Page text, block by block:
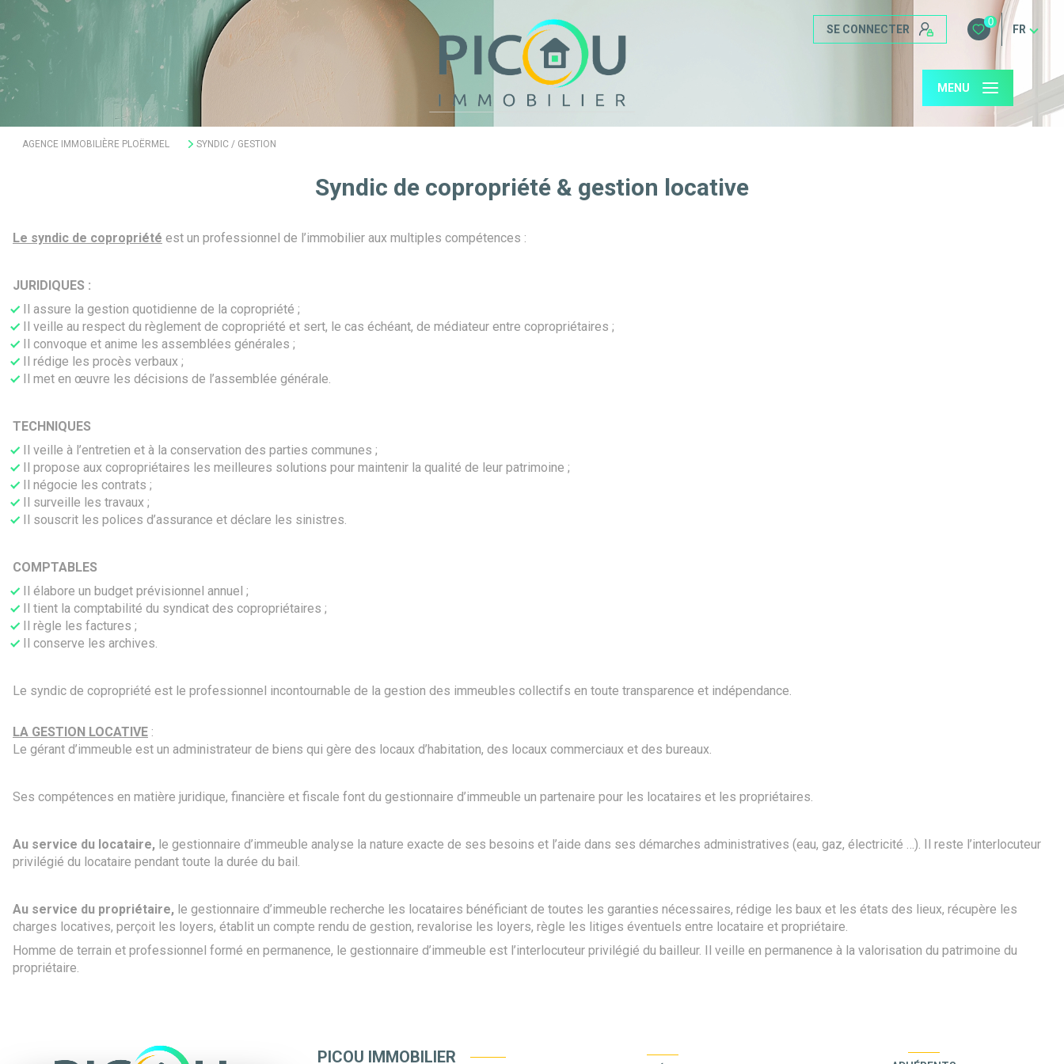
SE CONNECTER
0
FR
MENU
AGENCE IMMOBILIÈRE PLOËRMEL SYNDIC / GESTION
Syndic de copropriété & gestion locative
Le syndic de copropriété est un professionnel de l’immobilier aux multiples compétences :
JURIDIQUES :
Il assure la gestion quotidienne de la copropriété ;
Il veille au respect du règlement de copropriété et sert, le cas échéant, de médiateur entre copropriétaires ;
Il convoque et anime les assemblées générales ;
Il rédige les procès verbaux ;
Il met en œuvre les décisions de l’assemblée générale.
TECHNIQUES
Il veille à l’entretien et à la conservation des parties communes ;
Il propose aux copropriétaires les meilleures solutions pour maintenir la qualité de leur patrimoine ;
Il négocie les contrats ;
Il surveille les travaux ;
Il souscrit les polices d’assurance et déclare les sinistres.
COMPTABLES
Il élabore un budget prévisionnel annuel ;
Il tient la comptabilité du syndicat des copropriétaires ;
Il règle les factures ;
Il conserve les archives.
Le syndic de copropriété est le professionnel incontournable de la gestion des immeubles collectifs en toute transparence et indépendance.
LA GESTION LOCATIVE :
Le gérant d’immeuble est un administrateur de biens qui gère des locaux d’habitation, des locaux commerciaux et des bureaux.
Ses compétences en matière juridique, financière et fiscale font du gestionnaire d’immeuble un partenaire pour les locataires et les propriétaires.
Au service du locataire, le gestionnaire d’immeuble analyse la nature exacte de ses besoins et l’aide dans ses démarches administratives (eau, gaz, électricité …). Il reste l’interlocuteur
privilégié du locataire pendant toute la durée du bail.
Au service du propriétaire, le gestionnaire d’immeuble recherche les locataires bénéficiant de toutes les garanties nécessaires, rédige les baux et les états des lieux, récupère les
charges locatives, perçoit les loyers, établit un compte rendu de gestion, revalorise les loyers, règle les litiges éventuels entre locataire et propriétaire.
Homme de terrain et professionnel formé en permanence, le gestionnaire d’immeuble est l’interlocuteur privilégié du bailleur. Il veille en permanence à la valorisation du patrimoine du
propriétaire.
PICOU IMMOBILIER